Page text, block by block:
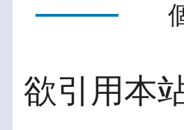
欲引用本